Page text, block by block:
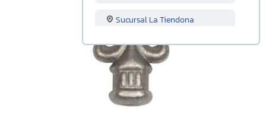
Sucursal La Tiendona
Sucursal Merliot
Sucursal San Miguel
Sucursal Santa Ana